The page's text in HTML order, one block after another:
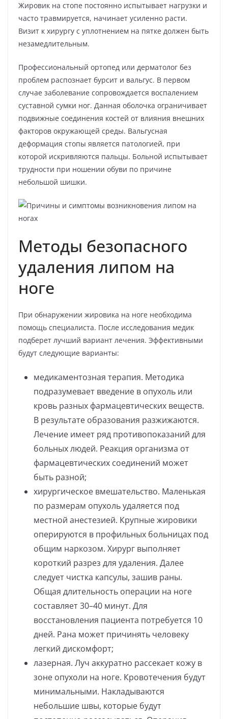
Жировик на стопе постоянно испытывает нагрузки и
часто травмируется, начинает усиленно расти.
Визит к хирургу с уплотнением на пятке должен быть
незамедлительным.
Профессиональный ортопед или дерматолог без
проблем распознает бурсит и вальгус. В первом
случае заболевание сопровождается воспалением
суставной сумки ног. Данная оболочка ограничивает
подвижные соединения костей от влияния внешних
факторов окружающей среды. Вальгусная
деформация стопы является патологией, при
которой искривляются пальцы. Больной испытывает
трудности при ношении обуви по причине
небольшой шишки.
Методы безопасного
удаления липом на
ноге
При обнаружении жировика на ноге необходима
помощь специалиста. После исследования медик
подберет лучший вариант лечения. Эффективными
будут следующие варианты:
медикаментозная терапия. Методика
подразумевает введение в опухоль или
кровь разных фармацевтических веществ.
В результате образования разжижаются.
Лечение имеет ряд противопоказаний для
больных людей. Реакция организма от
фармацевтических соединений может
быть разной;
хирургическое вмешательство. Маленькая
по размерам опухоль удаляется под
местной анестезией. Крупные жировики
оперируются в профильных больницах под
общим наркозом. Хирург выполняет
короткий разрез для удаления. Далее
следует чистка капсулы, зашив раны.
Общая длительность операции на ноге
составляет 30–40 минут. Для
восстановления пациента потребуется 10
дней. Рана может причинять человеку
легкий дискомфорт;
лазерная. Луч аккуратно рассекает кожу в
зоне опухоли на ноге. Кровотечения будут
минимальными. Накладываются
небольшие швы, которые будут